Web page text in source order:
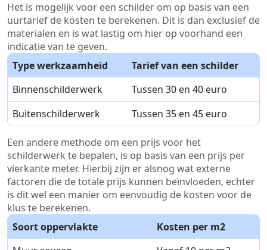
Het is mogelijk voor een schilder om op basis van een
uurtarief de kosten te berekenen. Dit is dan exclusief de
materialen en is wat lastig om hier op voorhand een
indicatie van te geven.
Type werkzaamheid
Tarief van een schilder
Binnenschilderwerk
Tussen 30 en 40 euro
Buitenschilderwerk
Tussen 35 en 45 euro
Een andere methode om een prijs voor het
schilderwerk te bepalen, is op basis van een prijs per
vierkante meter. Hierbij zijn er alsnog wat externe
factoren die de totale prijs kunnen beïnvloeden, echter
is dit wel een manier om eenvoudig de kosten voor de
klus te berekenen.
Soort oppervlakte
Kosten per m2